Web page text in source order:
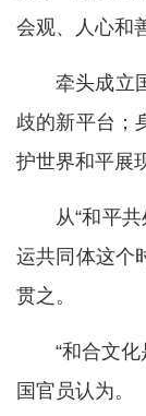
会观、人心和
牵头成立
歧的新平台；
护世界和平
从“和平
运共同体这个
贯之。
“和合文
国官员认为。